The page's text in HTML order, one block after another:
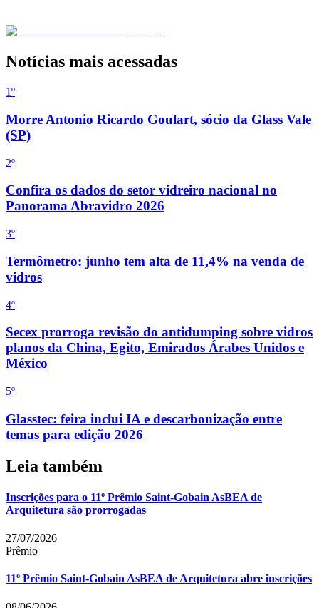
Notícias mais acessadas
1º
Morre Antonio Ricardo Goulart, sócio da Glass Vale
(SP)
2º
Confira os dados do setor vidreiro nacional no
Panorama Abravidro 2026
3º
Termômetro: junho tem alta de 11,4% na venda de
vidros
4º
Secex prorroga revisão do antidumping sobre vidros
planos da China, Egito, Emirados Árabes Unidos e
México
5º
Glasstec: feira inclui IA e descarbonização entre
temas para edição 2026
Leia também
Inscrições para o 11º Prêmio Saint-Gobain AsBEA de
Arquitetura são prorrogadas
27/07/2026
Prêmio
11º Prêmio Saint-Gobain AsBEA de Arquitetura abre inscrições